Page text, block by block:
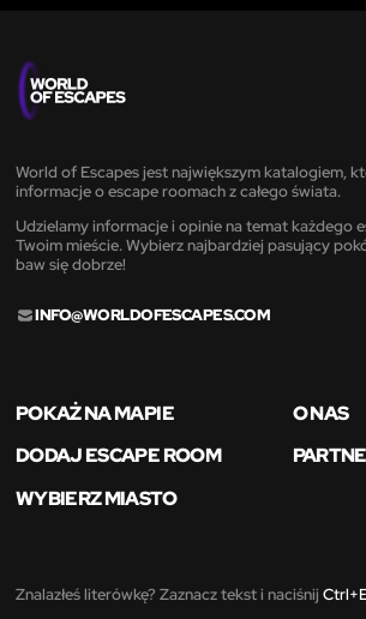
World of Escapes jest największym katalogiem,
informacje o escape roomach z całego świata.
Udzielamy informacje i opinie na temat każdego
Twoim mieście. Wybierz najbardziej pasujący
baw się dobrze!
INFO@WORLDOFESCAPES.COM
POKAŻ NA MAPIE
O NAS
DODAJ ESCAPE ROOM
WYBIERZ MIASTO
Znalazłeś literówkę? Zaznacz tekst i naciśnij